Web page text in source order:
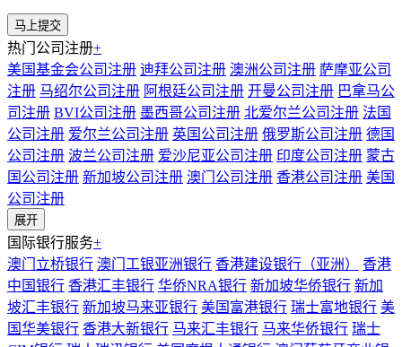
热门公司注册+
美国基金会公司注册 迪拜公司注册 澳洲公司注册 萨摩亚公司
注册 马绍尔公司注册 阿根廷公司注册 开曼公司注册 巴拿马公
司注册 BVI公司注册 墨西哥公司注册 北爱尔兰公司注册 法国
公司注册 爱尔兰公司注册 英国公司注册 俄罗斯公司注册 德国
公司注册 波兰公司注册 爱沙尼亚公司注册 印度公司注册 蒙古
国公司注册 新加坡公司注册 澳门公司注册 香港公司注册 美国
公司注册
展开
国际银行服务+
澳门立桥银行 澳门工银亚洲银行 香港建设银行（亚洲）
香港
中国银行 香港汇丰银行 华侨NRA银行 新加坡华侨银行 新加
坡汇丰银行 新加坡马来亚银行 美国富港银行 瑞士富地银行 美
国华美银行 香港大新银行 马来汇丰银行 马来华侨银行 瑞士